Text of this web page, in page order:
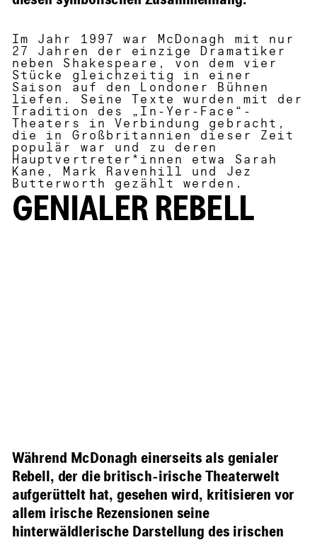
Im Jahr 1997 war McDonagh mit nur
27 Jahren der einzige Dramatiker
neben Shakespeare, von dem vier
Stücke gleichzeitig in einer
Saison auf den Londoner Bühnen
liefen. Seine Texte wurden mit der
Tradition des „In-Yer-Face“-
Theaters in Verbindung gebracht,
die in Großbritannien dieser Zeit
populär war und zu deren
Hauptvertreter*innen etwa Sarah
Kane, Mark Ravenhill und Jez
Butterworth gezählt werden.
GENIALER REBELL
Während McDonagh einerseits als genialer
Rebell, der die britisch-irische Theaterwelt
aufgerüttelt hat, gesehen wird, kritisieren vor
allem irische Rezensionen seine
hinterwäldlerische Darstellung des irischen